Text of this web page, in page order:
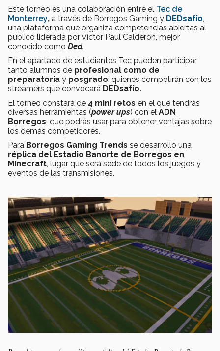
Este torneo es una colaboración entre el Tec de
Monterrey, a través de Borregos Gaming y DEDsafío
una plataforma que organiza competencias abiertas al
público liderada por Víctor Paul Calderón, mejor
conocido como Ded.
En el apartado de estudiantes Tec pueden participar
tanto alumnos de profesional como de
preparatoria y posgrado; quienes competirán con los
streamers que convocará DEDsafío.
El torneo constará de 4 mini retos en el que tendrás
diversas herramientas (power ups) con el ADN
Borregos , que podrás usar para obtener ventajas sobre
los demás competidores.
Para Borregos Gaming Trends se desarrolló una
réplica del Estadio Banorte de Borregos en
Minecraft , lugar que será sede de todos los juegos y
eventos de las transmisiones.